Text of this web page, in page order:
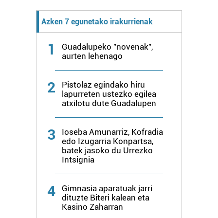
duten interes legitimoa eta horren aurka nola egin
Lortu zure datu pertsonalak prozesatzeko moduari
buruzko informazio gehiago eta ezarri zure lehentasunak
datuen atalean. Edozein unetan alda edo ken dezakezu
zure baimena Cookieen adierazpenean.
Webgune honek cookie propioak eta hirugarrenen cookie-
fitxategiak erabiltzen ditu. Zure esperientzia eta
zerbitzuak hobetzeko asmoz, cookie teknologiaz
baliatzen gara. Ohar hau onartuz gero, teknologia hori
erabiltzeko baimen esplizitua ematen diguzu.
Azken 7 egunetako irakurrienak
1
Guadalupeko "novenak",
aurten lehenago
2
Pistolaz egindako hiru
lapurreten ustezko egilea
atxilotu dute Guadalupen
3
Ioseba Amunarriz, Kofradia
edo Izugarria Konpartsa,
batek jasoko du Urrezko
Intsignia
4
Gimnasia aparatuak jarri
dituzte Biteri kalean eta
Kasino Zaharran